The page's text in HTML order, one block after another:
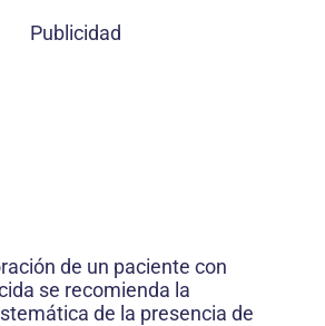
Publicidad
de un paciente con
se recomienda la
de la presencia de